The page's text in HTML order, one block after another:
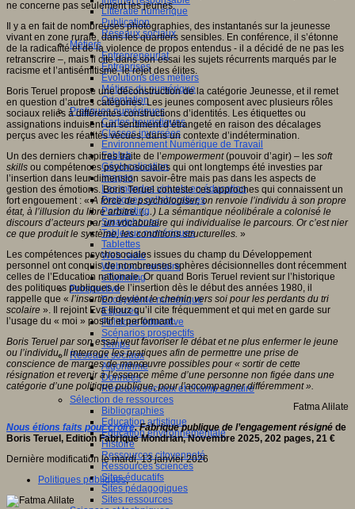
Littératie numérique
Publication
Réseaux sociaux
Métiers
Entrepreneuriat
Entreprises
Evolutions des métiers
Métiers du numérique
Orientation
Pratiques numériques
Cartes heuristiques
Classes inversées
Environnement Numérique de Travail
Fablab
Géolocalisation
Images
Les mondes virtuels en éducation
Pratiques collaboratives
Podcasting
Smartphones
Tableaux numériques
Tablettes
Web radio
Webdocumentaire
eTwinning
Prospective
Ecosystème numérique
Espaces
Politique éducative
Scénarios prospectifs
Temps
Réseaux sociaux
Algorithme
Données
Réseaux sociaux et champ scolaire
Sélection de ressources
Bibliographies
Education artistique
Education environnementale
Histoire
Ressources citoyenneté
Ressources sciences
Sites éducatifs
Sites pédagogiques
Sites ressources
ne concerne pas seulement les jeunes.
Il y a en fait de nombreuses photographies, des instantanés sur la jeunesse
vivant en zone rurale, dans les quartiers sensibles. En conférence, il s’étonne
de la radicalité et de la violence de propos entendus - il a décidé de ne pas les
retranscrire –, mais il cite dans son essai les sujets récurrents marqués par le
racisme et l’antisémitisme, le rejet des élites.
Boris Teruel propose une déconstruction de la catégorie Jeunesse, et il remet
en question d’autres catégories. Les jeunes composent avec plusieurs rôles
sociaux reliés à différentes constructions d’identités. Les étiquettes ou
assignations induisent un sentiment d’étrangeté en raison des décalages
perçus avec les réalités vécues, dans un contexte d’indétermination.
Un des derniers chapitres traite de l’empowerment(pouvoir d’agir) – les soft
skills ou compétences psychosociales qui ont longtemps été investies par
l’insertion dans leur dimension savoir-être mais pas dans les aspects de
gestion des émotions. Boris Teruel conteste ces approches qui connaissent un
fort engouement : «A force de psychologiser, on renvoie l’individu à son propre
état, à l’illusion du libre arbitre. (…) La sémantique néolibérale a colonisé le
discours d’acteurs par un vocabulaire qui individualise le parcours. Or c’est nier
ce que produit le système, les conditions structurelles. »
Les compétences psychosociales issues du champ du Développement
personnel ont conquis de nombreuses sphères décisionnelles dont récemment
celles de l’Education nationale. Or quand Boris Teruel revient sur l’historique
des politiques publiques de l’insertion dès le début des années 1980, il
rappelle que « l’insertion devient le chemin vers soi pour les perdants du tri
scolaire ». Il rejoint Eva Illouz qu’il cite fréquemment et qui met en garde sur
l’usage du « moi » positif et performant.
Boris Teruel par son essai veut favoriser le débat et ne plus enfermer le jeune
ou l’individu. Il interroge les pratiques afin de permettre une prise de
conscience de marges de manœuvre possibles pour « sortir de cette
résignation et revenir à l’essence même d’une personne non figée dans une
catégorie d’une politique publique, pour l’accompagner différemment».
Fatma Alilate
Nous étions faits pour croire. Fabrique publique de l’engagement résigné de
Boris Teruel, Edition Fabrique Mondrian, Novembre 2025, 202 pages, 21 €
Dernière modification le mardi, 13 janvier 2026
Politiques publiques,